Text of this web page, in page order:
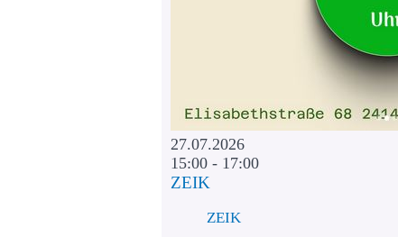
27.07.2026
15:00 - 17:00
ZEIK
ZEIK